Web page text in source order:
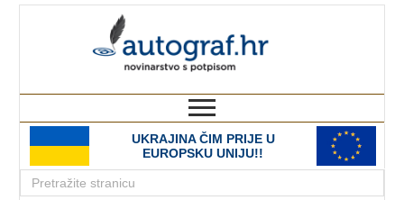
UKRAJINA ČIM PRIJE U
EUROPSKU UNIJU!!